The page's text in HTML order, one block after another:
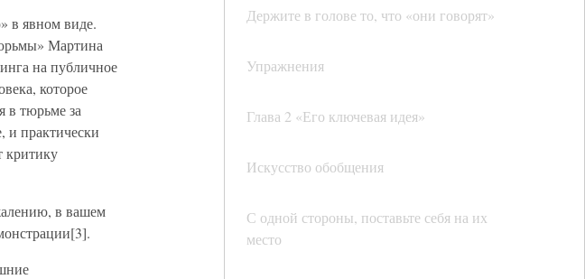
Держите в голове то, что «они говорят»
Упражнения
Глава 2 «Его ключевая идея»
Искусство обобщения
С одной стороны, поставьте себя на их
место
в явном виде.
Мартина
на публичное
которое
в тюрьме за
и практически
критику
в вашем